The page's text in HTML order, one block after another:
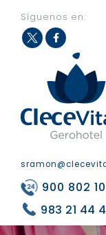
Síguenos en:
eb
ook
900 802
983 21 44